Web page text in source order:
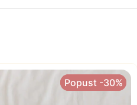
Popust -30%
Popust -30%